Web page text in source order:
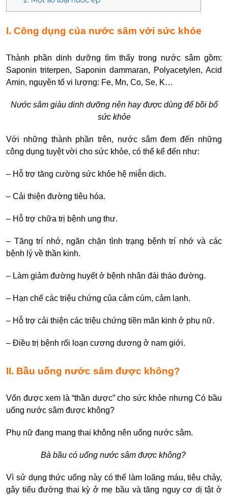
I. Công dụng của nước sâm với sức khỏe
Thành phần dinh dưỡng tìm thấy trong nước sâm gồm:
Saponin triterpen, Saponin dammaran, Polyacetylen, Acid
Amin, nguyên tố vi lượng: Fe, Mn, Co, Se, K…
Nước sâm giàu dinh dưỡng nên hay được dùng để bồi bổ
sức khỏe
Với những thành phần trên, nước sâm đem đến những
công dụng tuyệt vời cho sức khỏe, có thể kể đến như:
– Hỗ trợ tăng cường sức khỏe hệ miễn dịch.
– Cải thiện đường tiêu hóa.
– Hỗ trợ chữa trị bệnh ung thư.
– Tăng trí nhớ, ngăn chặn tình trạng bệnh trí nhớ và các
bệnh lý về thần kinh.
– Làm giảm đường huyết ở bệnh nhân đái tháo đường.
– Hạn chế các triệu chứng của cảm cúm, cảm lạnh.
– Hỗ trợ cải thiện các triệu chứng tiền mãn kinh ở phụ nữ.
– Điều trị bệnh rối loạn cương dương ở nam giới.
II. Bầu uống nước sâm được không?
Vốn được xem là “thần dược” cho sức khỏe nhưng Có bầu
uống nước sâm được không?
Phụ nữ đang mang thai không nên uống nước sâm.
Bà bầu có uống nước sâm được không?
Vì sử dụng thức uống này có thể làm loãng máu, tiêu chảy,
gây tiểu đường thai kỳ ở mẹ bầu và tăng nguy cơ dị tật ở